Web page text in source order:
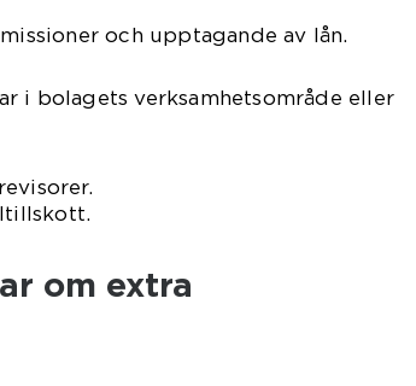
och upptagande av lån.
i bolagets verksamhetsområde eller
om extra